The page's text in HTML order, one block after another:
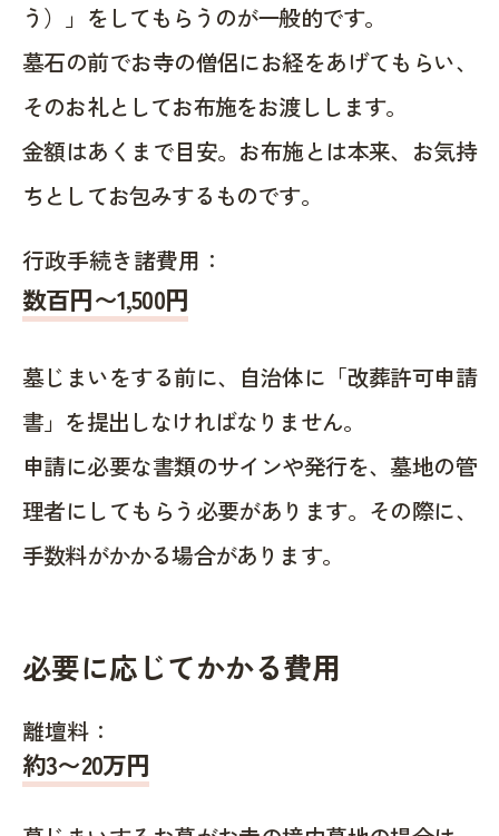
う）」をしてもらうのが一般的です。
墓石の前でお寺の僧侶にお経をあげてもらい、
そのお礼としてお布施をお渡しします。
金額はあくまで目安。お布施とは本来、お気持
ちとしてお包みするものです。
行政手続き諸費用：
数百円〜1,500円
墓じまいをする前に、自治体に「改葬許可申請
書」を提出しなければなりません。
申請に必要な書類のサインや発行を、墓地の管
理者にしてもらう必要があります。その際に、
手数料がかかる場合があります。
必要に応じてかかる費用
離壇料：
約3〜20万円